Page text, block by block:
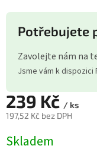
Potřebujete
Zavolejte nám na
Jsme vám k dispozici
239 Kč / ks
197,52 Kč bez DPH
cena:
Skladem